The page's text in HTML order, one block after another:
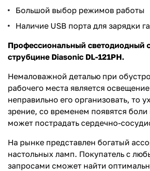
Большой выбор режимов работы
Наличие USB порта для зарядки
Профессиональный светодиодный
струбцине Diasonic DL-121PH.
Немаловажной деталью при
рабочего места является
неправильно его организовать, то
зрение, со временем появятся
может пострадать сердечно-
На рынке представлен богатый
настольных ламп. Покупатель с
запросами сможет найти